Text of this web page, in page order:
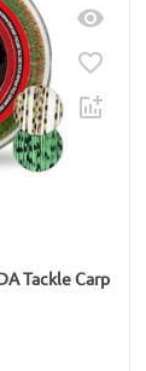
Tackle Carp